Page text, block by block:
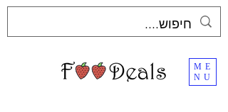
ME
NU